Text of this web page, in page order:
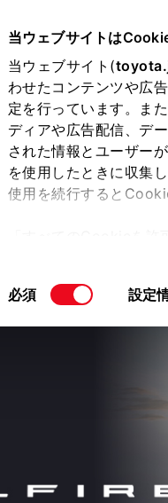
当ウェブサイトは
当ウェブサイト(
わせたコンテンツや広
定を行っています。ま
ディアや広告配信、デ
された情報とユーザー
を使用したときに収集
使用を続行すると
て」をご覧ください。
同
必須 設定
ート トピックス
ア